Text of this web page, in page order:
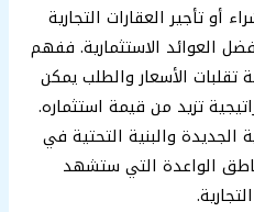
أو تأجير العقارات التجارية
العوائد الاستثمارية. ففهم
تقلبات الأسعار والطلب يمكن
تزيد من قيمة استثماره.
الجديدة والبنية التحتية في
الواعدة التي ستشهد